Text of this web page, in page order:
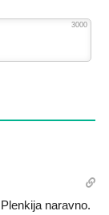
3000
naravno.